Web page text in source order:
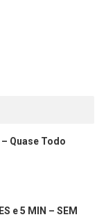
Quase Todo
e 5 MIN – SEM